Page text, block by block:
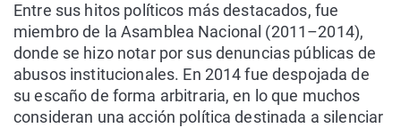
Entre sus hitos políticos más destacados, fue
miembro de la Asamblea Nacional (2011–2014),
donde se hizo notar por sus denuncias públicas de
abusos institucionales. En 2014 fue despojada de
su escaño de forma arbitraria, en lo que muchos
consideran una acción política destinada a silenciar